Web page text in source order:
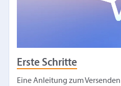
Erste Schritte
Eine Anleitung zum